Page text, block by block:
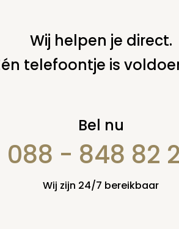
Stel zelf een vraag
Wij helpen je direct.
telefoontje is
Bel nu
088 - 848 82
Wij zijn 24/7 bereikbaar